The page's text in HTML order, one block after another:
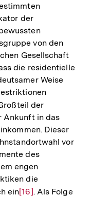
der
von den
Gesellschaft
die residentielle
Weise
der
Ankunft in das
Dieser
vor
des
engen
die
einZur
[16]. Als Folge